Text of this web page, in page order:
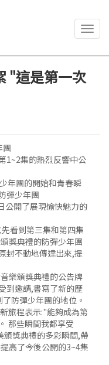
"這是第一次
團
集的熱烈反響中公
年團的開始和青春瞬
彈少年團
開了展現愉快魅力的
看到第三集和第四集
獎典禮的防彈少年團
封不動地傳達出來,提
樂頒獎典禮的公告牌
到邀請,書寫了新的歷
防彈少年團的地位。
旅程表示:"能夠成為第
那些瞬間我都享受
獎典禮的多彩瞬間,帶
高了今後公開的3~4集